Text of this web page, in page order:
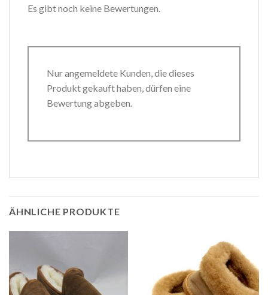
Es gibt noch keine Bewertungen.
Nur angemeldete Kunden, die dieses
Produkt gekauft haben, dürfen eine
Bewertung abgeben.
ÄHNLICHE PRODUKTE